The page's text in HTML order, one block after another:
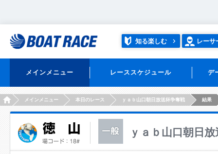
知る楽しむ レーサ
メインメニュー レーススケジュール デ
HOMEメインメニュー 本日のレース ｙａｂ山口朝日放送杯争奪戦 結果
ｙａｂ山口朝日